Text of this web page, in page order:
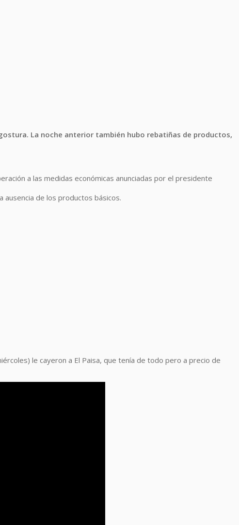
La noche anterior también hubo rebatiñas de productos,
a las medidas económicas anunciadas por el presidente
ausencia de los productos básicos.
le cayeron a El Paisa, que tenía de todo pero a precio de